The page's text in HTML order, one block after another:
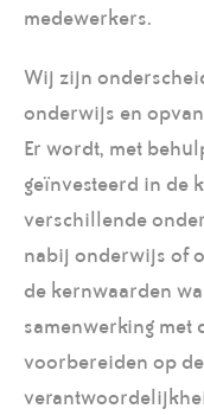
medewerkers.
Wij zijn
onderwijs en
Er wordt, met
geïnvesteerd in de
verschillende
nabij onderwijs of
de kernwaarden
samenwerking
voorbereiden op